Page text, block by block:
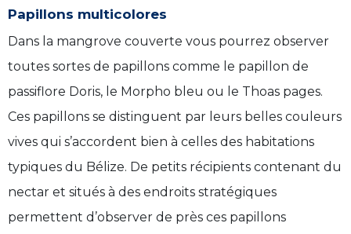
Papillons multicolores
Dans la mangrove couverte vous pourrez observer
toutes sortes de papillons comme le papillon de
passiflore Doris, le Morpho bleu ou le Thoas pages.
Ces papillons se distinguent par leurs belles couleurs
vives qui s’accordent bien à celles des habitations
typiques du Bélize. De petits récipients contenant du
nectar et situés à des endroits stratégiques
permettent d’observer de près ces papillons